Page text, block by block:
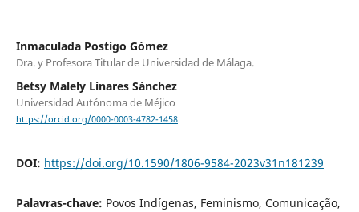
Inmaculada Postigo Gómez
Dra. y Profesora Titular de Universidad de Málaga.
Betsy Malely Linares Sánchez
Universidad Autónoma de Méjico
https://orcid.org/0000-0003-4782-1458
DOI: https://doi.org/10.1590/1806-9584-2023v31n181239
Palavras-chave: Povos Indígenas, Feminismo, Comunicação,